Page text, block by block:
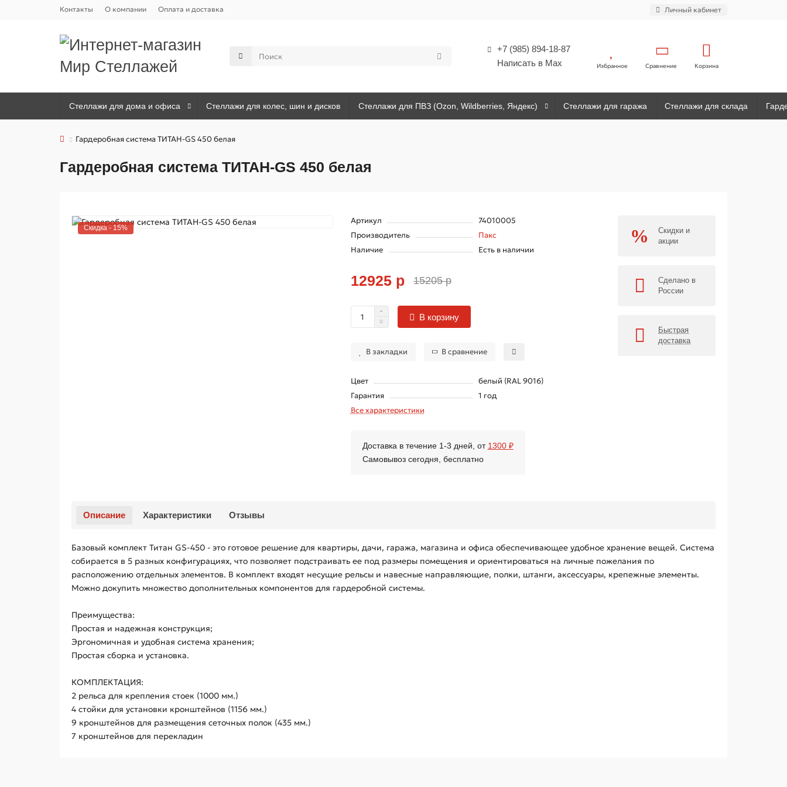
Контакты О компании Оплата и доставка Личный кабинет
+7 (985) 894-18-87
Написать в Max
Избранное Сравнение Корзина
Стеллажи для дома и офиса Стеллажи для колес, шин и дисков Стеллажи для ПВЗ (Ozon, Wildberries, Яндекс) Стеллажи для гаража Стеллажи для склада
Гардеробная система ТИТАН-GS 450 белая
Гардеробная система ТИТАН-GS 450 белая
Скидка - 15%
Артикул
74010005
Производитель
Пакс
Наличие
Есть в наличии
12925 р 15205 р
В корзину
В закладки В сравнение
Цвет
белый (RAL 9016)
Гарантия
1 год
Все характеристики
Доставка в течение 1-3 дней, от 1300 ₽
Самовывоз сегодня, бесплатно
Скидки и
акции
Сделано в
России
Быстрая
доставка
Описание Характеристики Отзывы
Базовый комплект Титан GS-450 - это готовое решение для квартиры, дачи, гаража, магазина и офиса обеспечивающее удобное хранение вещей. Система
собирается в 5 разных конфигурациях, что позволяет подстраивать ее под размеры помещения и ориентироваться на личные пожелания по
расположению отдельных элементов. В комплект входят несущие рельсы и навесные направляющие, полки, штанги, аксессуары, крепежные элементы.
Можно докупить множество дополнительных компонентов для гардеробной системы.
Преимущества:
Простая и надежная конструкция;
Эргономичная и удобная система хранения;
Простая сборка и установка.
КОМПЛЕКТАЦИЯ:
2 рельса для крепления стоек (1000 мм.)
4 стойки для установки кронштейнов (1156 мм.)
9 кронштейнов для размещения сеточных полок (435 мм.)
7 кронштейнов для перекладин